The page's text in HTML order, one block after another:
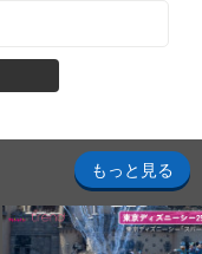
もっと見る